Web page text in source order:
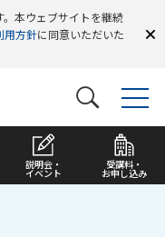
本ウェブサイトを継続
用方針に同意いただいた
説明会・
イベント
受講料・
お申し込み